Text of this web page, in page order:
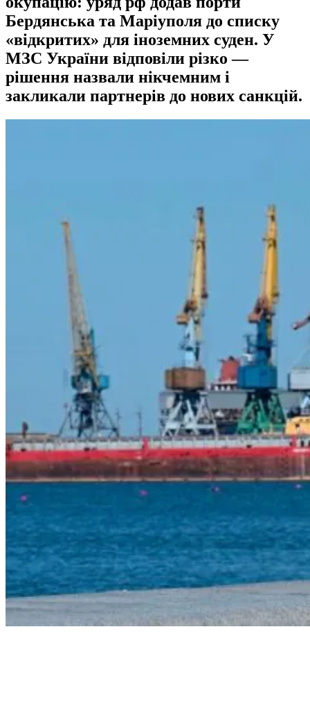
Бердянська та Маріуполя до списку
«відкритих» для іноземних суден. У
МЗС України відповіли різко —
рішення назвали нікчемним і
закликали партнерів до нових санкцій.